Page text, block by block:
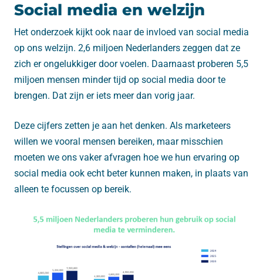
Social media en welzijn
Het onderzoek kijkt ook naar de invloed van social media
op ons welzijn. 2,6 miljoen Nederlanders zeggen dat ze
zich er ongelukkiger door voelen. Daarnaast proberen 5,5
miljoen mensen minder tijd op social media door te
brengen. Dat zijn er iets meer dan vorig jaar.
Deze cijfers zetten je aan het denken. Als marketeers
willen we vooral mensen bereiken, maar misschien
moeten we ons vaker afvragen hoe we hun ervaring op
social media ook echt beter kunnen maken, in plaats van
alleen te focussen op bereik.